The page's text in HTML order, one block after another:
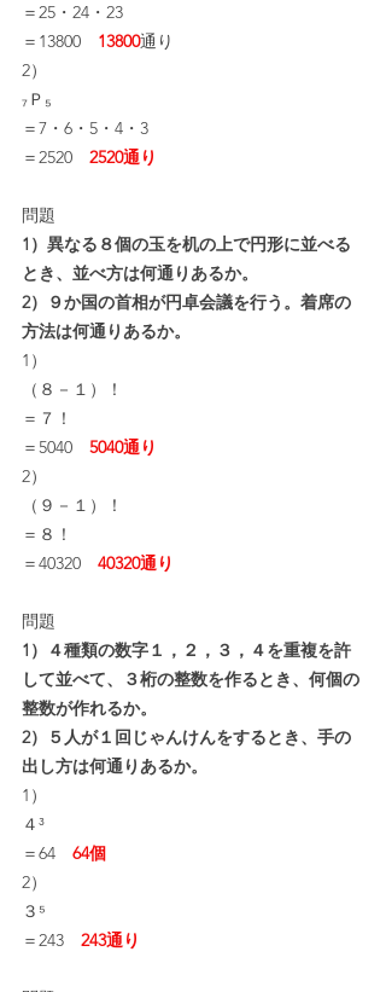
＝25・24・23
＝13800 13800通り
2）
₇Ｐ₅
＝7・6・5・4・3
＝2520 2520通り
問題
1）異なる８個の玉を机の上で円形に並べる
とき、並べ方は何通りあるか。
2）９か国の首相が円卓会議を行う。着席の
方法は何通りあるか。
1）
（８－１）！
＝７！
＝5040 5040通り
2）
（９－１）！
＝８！
＝40320 40320通り
問題
1）４種類の数字１，２，３，４を重複を許
して並べて、３桁の整数を作るとき、何個の
整数が作れるか。
2）５人が１回じゃんけんをするとき、手の
出し方は何通りあるか。
1）
４³
＝64 64個
2）
３⁵
＝243 243通り